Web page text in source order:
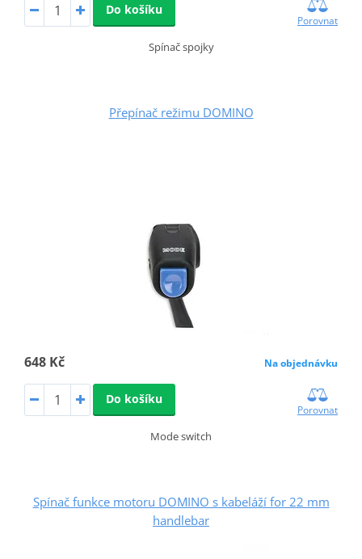
Do košíku
Porovnat
Spínač spojky
Přepínač režimu DOMINO
648 Kč Na objednávku
Do košíku
Porovnat
Mode switch
Spínač funkce motoru DOMINO s kabeláží for 22 mm
handlebar